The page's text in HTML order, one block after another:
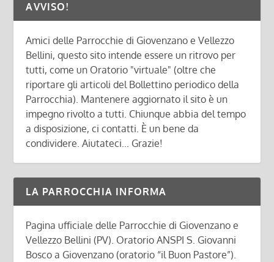
AVVISO!
Amici delle Parrocchie di Giovenzano e Vellezzo
Bellini, questo sito intende essere un ritrovo per
tutti, come un Oratorio "virtuale" (oltre che
riportare gli articoli del Bollettino periodico della
Parrocchia). Mantenere aggiornato il sito è un
impegno rivolto a tutti. Chiunque abbia del tempo
a disposizione, ci contatti. È un bene da
condividere. Aiutateci... Grazie!
LA PARROCCHIA INFORMA
Pagina ufficiale delle Parrocchie di Giovenzano e
Vellezzo Bellini (PV). Oratorio ANSPI S. Giovanni
Bosco a Giovenzano (oratorio “il Buon Pastore”).